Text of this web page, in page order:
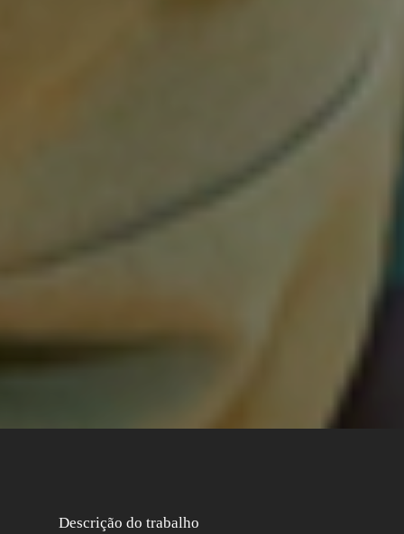
Descrição do trabalho